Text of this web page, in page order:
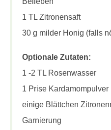
1 TL Zitronensaft
30 g milder Honig (falls
Optionale Zutaten:
1 -2 TL Rosenwasser
1 Prise Kardamompulver
einige Blättchen
Garnierung